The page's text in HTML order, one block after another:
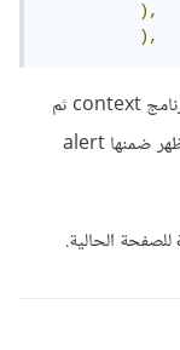
),
),
لاحظ أن المكون showDialog يستقبل سياق البرنامج context ثم
يقوم ببناء build ل pop up واجهة التحذير و يظهر ضمنها alert